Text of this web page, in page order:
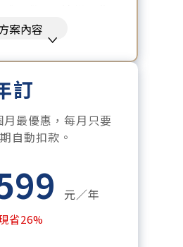
《大腦就是這樣工作
富心態》、《高希均
激素平衡瘦身
勳傳》、《一如既
文章，含過往所有
訂戶專屬空中沙
動扣款。
整理精華知識包。
報：國際、金融、
案內容
訂
最優惠，每月只要
自動扣款。
元／年
省26%